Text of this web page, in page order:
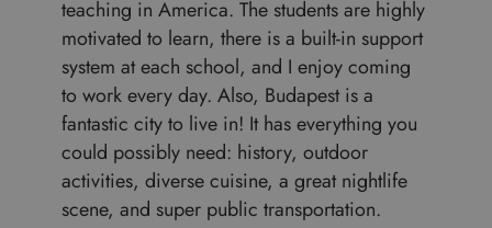
teaching in America. The students are highly
motivated to learn, there is a built-in support
system at each school, and I enjoy coming
to work every day. Also, Budapest is a
fantastic city to live in! It has everything you
could possibly need: history, outdoor
activities, diverse cuisine, a great nightlife
scene, and super public transportation.